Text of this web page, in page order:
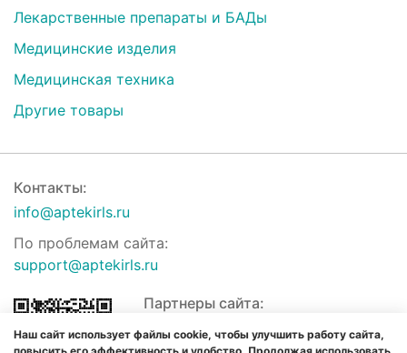
Лекарственные препараты и БАДы
Медицинские изделия
Медицинская техника
Другие товары
Контакты:
info@aptekirls.ru
По проблемам сайта:
support@aptekirls.ru
Партнеры сайта:
Наш сайт использует файлы cookie, чтобы улучшить работу сайта,